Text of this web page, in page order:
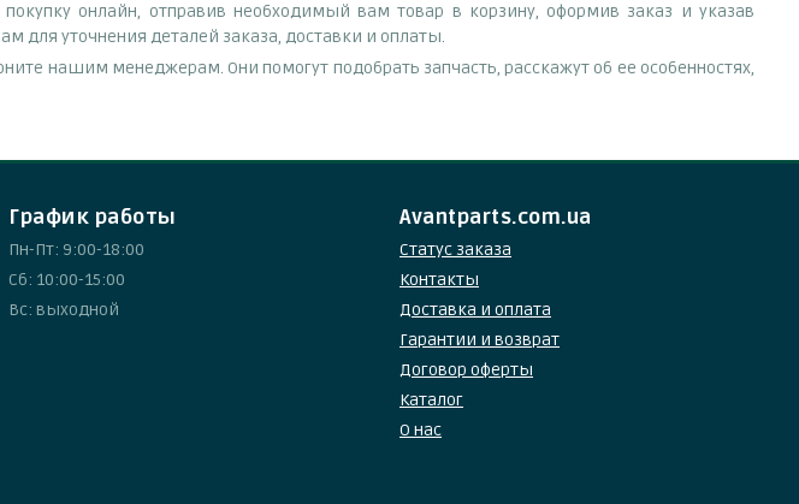
онлайн, отправив необходимый вам товар в корзину, оформив заказ и указав
для уточнения деталей заказа, доставки и оплаты.
нашим менеджерам. Они помогут подобрать запчасть, расскажут об ее особенностях,
График работы
Пн-Пт: 9:00-18:00
Сб: 10:00-15:00
Вс: выходной
Avantparts.com.ua
Статус заказа
Контакты
Доставка и оплата
Гарантии и возврат
Договор оферты
Каталог
О нас